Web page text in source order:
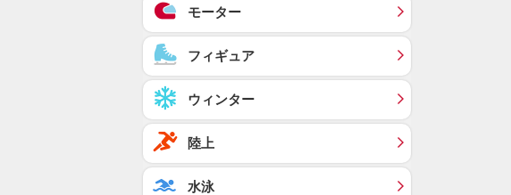
モーター
フィギュア
ウィンター
陸上
水泳